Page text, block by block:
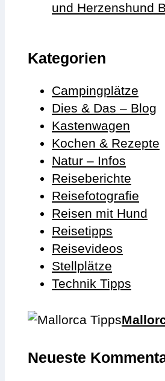
und Herzenshund
Kategorien
Campingplätze
Dies & Das – Blog
Kastenwagen
Kochen & Rezepte
Natur – Infos
Reiseberichte
Reisefotografie
Reisen mit Hund
Reisetipps
Reisevideos
Stellplätze
Technik Tipps
Neueste